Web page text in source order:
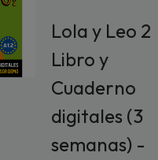
Lola y Leo 2
Libro y
Cuaderno
digitales (3
semanas) -